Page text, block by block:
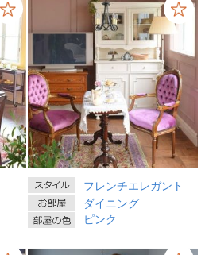
フレンチエレガント
ダイニング
ピンク